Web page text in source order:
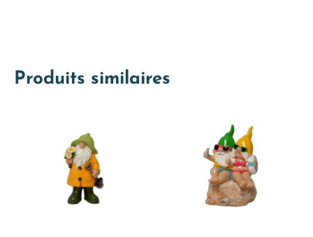
Produits similaires